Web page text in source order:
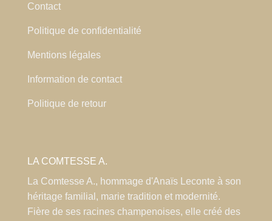
Contact
Politique de confidentialité
Mentions légales
Information de contact
Politique de retour
LA COMTESSE A.
La Comtesse A., hommage d'Anaïs Leconte à son
héritage familial, marie tradition et modernité.
Fière de ses racines champenoises, elle créé des